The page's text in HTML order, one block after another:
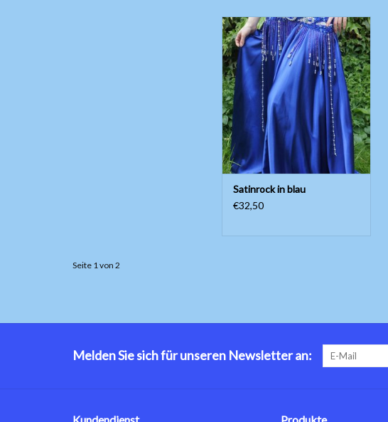
Wunderschöner weiter Satinrock!
Länge ungefähr 97cm, ohne
Seitenschlitze.
ZUM WARENKORB HINZUFÜGEN
Satinrock in blau
€32,50
Seite 1 von 2
Melden Sie sich für unseren Newsletter an:
Kundendienst Produkte